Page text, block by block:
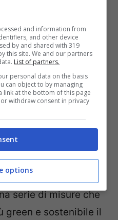
alle 11 del
acquistare il
dei Massive Attack
e nei punti
di cui tener
Rolling Stone, questo
Attack sarà un
serie di misure che
green e sostenibile il
and information from
and other device
by and shared with 319
this site. We and our partners
List of partners.
personal data on the basis
can object to by managing
at the bottom of this page
withdraw consent in privacy
options